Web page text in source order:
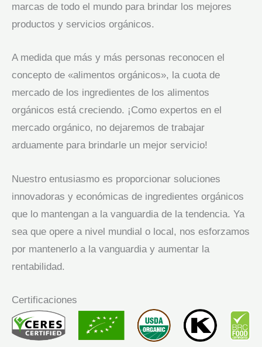
marcas de todo el mundo para brindar los mejores
productos y servicios orgánicos.
A medida que más y más personas reconocen el
concepto de «alimentos orgánicos», la cuota de
mercado de los ingredientes de los alimentos
orgánicos está creciendo. ¡Como expertos en el
mercado orgánico, no dejaremos de trabajar
arduamente para brindarle un mejor servicio!
Nuestro entusiasmo es proporcionar soluciones
innovadoras y económicas de ingredientes orgánicos
que lo mantengan a la vanguardia de la tendencia. Ya
sea que opere a nivel mundial o local, nos esforzamos
por mantenerlo a la vanguardia y aumentar la
rentabilidad.
Certificaciones